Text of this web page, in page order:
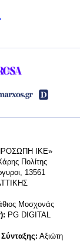
ΙΚΕ»
Πολίτης
13561
Μοσχονάς
PG DIGITAL
Αξιώτη